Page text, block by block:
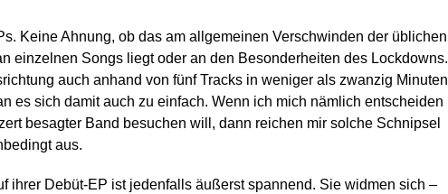
Keine Ahnung, ob das am allgemeinen Verschwinden der üblichen
einzelnen Songs liegt oder an den Besonderheiten des Lockdowns.
auch anhand von fünf Tracks in weniger als zwanzig Minuten
es sich damit auch zu einfach. Wenn ich mich nämlich entscheiden
besagter Band besuchen will, dann reichen mir solche Schnipsel
aus.
ihrer Debüt-EP ist jedenfalls äußerst spannend. Sie widmen sich –